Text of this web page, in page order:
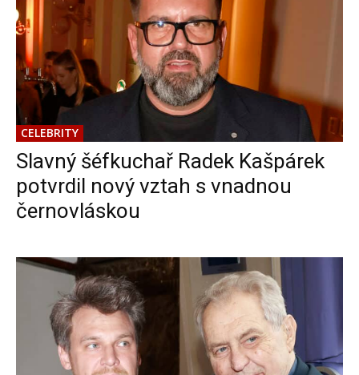
CELEBRITY
Slavný šéfkuchař Radek Kašpárek
potvrdil nový vztah s vnadnou
černovláskou